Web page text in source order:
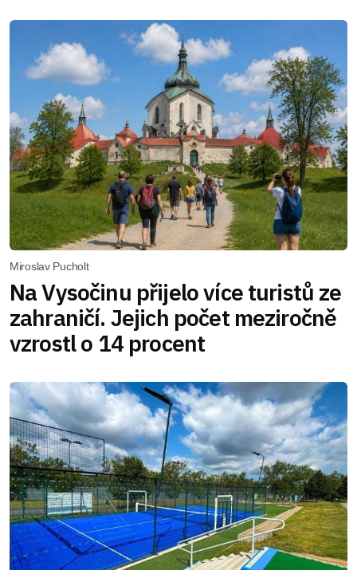
Miroslav Pucholt
Na Vysočinu přijelo více turistů ze
zahraničí. Jejich počet meziročně
vzrostl o 14 procent